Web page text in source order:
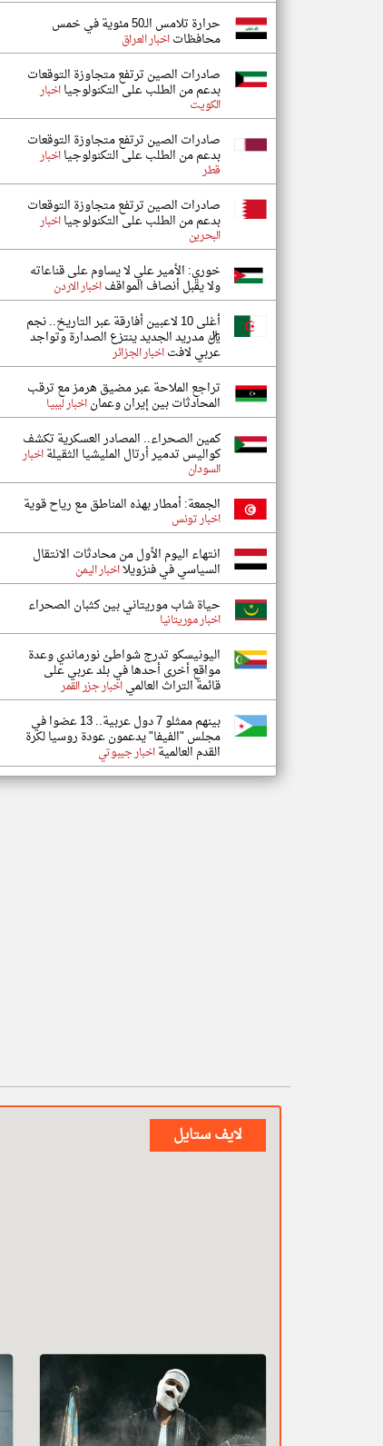
حرارة تلامس الـ50 مئوية في خمس
محافظاتاخبار العراق
صادرات الصين ترتفع متجاوزة التوقعات
بدعم من الطلب على التكنولوجيااخبار
الكويت
صادرات الصين ترتفع متجاوزة التوقعات
بدعم من الطلب على التكنولوجيااخبار
قطر
صادرات الصين ترتفع متجاوزة التوقعات
بدعم من الطلب على التكنولوجيااخبار
البحرين
خوري: الأمير علي لا يساوم على قناعاته
ولا يقبل أنصاف المواقفاخبار الاردن
أغلى 10 لاعبين أفارقة عبر التاريخ.. نجم
ريال مدريد الجديد ينتزع الصدارة وتواجد
عربي لافتاخبار الجزائر
تراجع الملاحة عبر مضيق هرمز مع ترقب
المحادثات بين إيران وعماناخبار ليبيا
كمين الصحراء.. المصادر العسكرية تكشف
كواليس تدمير أرتال المليشيا الثقيلةاخبار
السودان
الجمعة: أمطار بهذه المناطق مع رياح قوية
اخبار تونس
انتهاء اليوم الأول من محادثات الانتقال
السياسي في فنزويلااخبار اليمن
حياة شاب موريتاني بين كثبان الصحراء
اخبار موريتانيا
اليونيسكو تدرج شواطئ نورماندي وعدة
مواقع أخرى أحدها في بلد عربي على
قائمة التراث العالمياخبار جزر القمر
بينهم ممثلو 7 دول عربية.. 13 عضوا في
مجلس "الفيفا" يدعمون عودة روسيا لكرة
القدم العالميةاخبار جيبوتي
لايف ستايل